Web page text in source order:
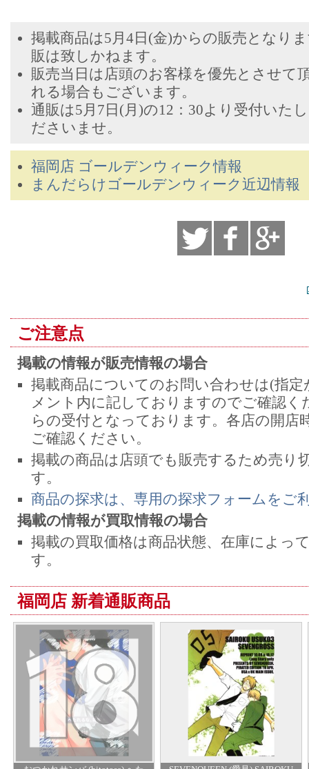
掲載商品は5月4日(金)からの販売となり
販は致しかねます。
販売当日は店頭のお客様を優先とさせて
れる場合もございます。
通販は5月7日(月)の12：30より受付いた
ださいませ。
福岡店 ゴールデンウィーク情報
まんだらけゴールデンウィーク近辺情報
ご注意点
掲載の情報が販売情報の場合
掲載商品についてのお問い合わせは(指
メント内に記しておりますのでご確認く
らの受付となっております。各店の開店
ご確認ください。
掲載の商品は店頭でも販売するため売り
す。
商品の探求は、専用の探求フォームをご
掲載の情報が買取情報の場合
掲載の買取価格は商品状態、在庫によっ
す。
福岡店 新着通販商品